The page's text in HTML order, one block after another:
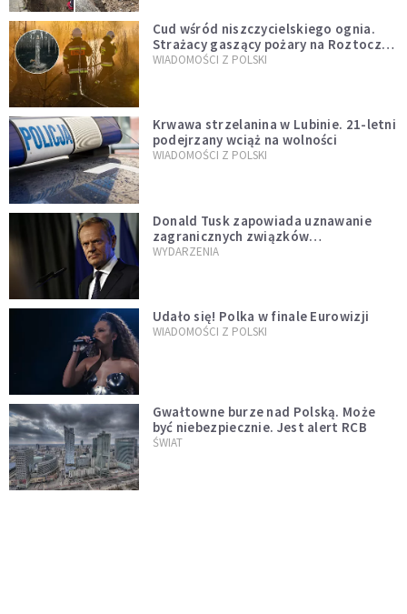
Cud wśród niszczycielskiego ognia.
Strażacy gaszący pożary na Roztoczu
opublikowali niezwykłe zdjęcie
WIADOMOŚCI Z POLSKI
Krwawa strzelanina w Lubinie. 21-letni
podejrzany wciąż na wolności
WIADOMOŚCI Z POLSKI
Donald Tusk zapowiada uznawanie
zagranicznych związków
jednopłciowych. "Państwo oblało ten
WYDARZENIA
Udało się! Polka w finale Eurowizji
WIADOMOŚCI Z POLSKI
Gwałtowne burze nad Polską. Może
być niebezpiecznie. Jest alert RCB
ŚWIAT